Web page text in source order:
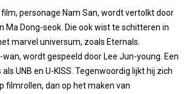
personage Nam San, wordt vertolkt door
Ma Dong-seok. Die ook wist te schitteren in
marvel universum, zoals Eternals.
wordt gespeeld door Lee Jun-young. Een
UNB en U-KISS. Tegenwoordig lijkt hij zich
filmrollen, dan op het maken van